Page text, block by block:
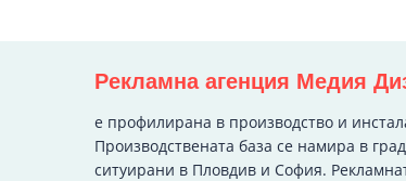
Рекламна агенция Медия
e профилирана в производство и
Производствената база се намира в
ситуирани в Пловдив и София.